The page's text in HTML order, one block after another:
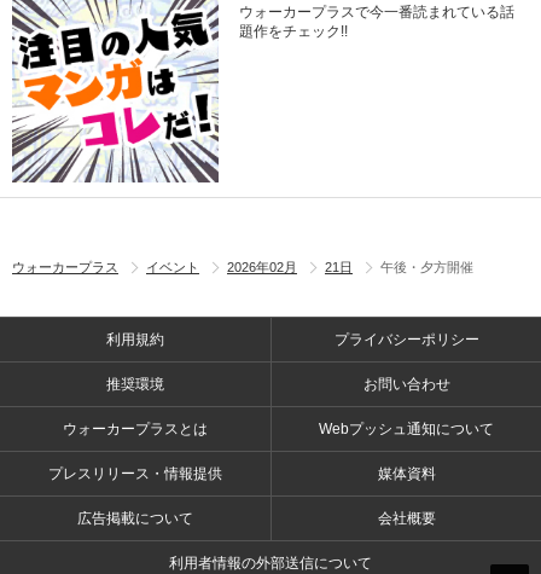
ウォーカープラスで今一番読まれている話
題作をチェック!!
ウォーカープラス イベント 2026年02月 21日 午後・夕方開催
利用規約 プライバシーポリシー
推奨環境 お問い合わせ
ウォーカープラスとは Webプッシュ通知について
プレスリリース・情報提供 媒体資料
広告掲載について 会社概要
利用者情報の外部送信について